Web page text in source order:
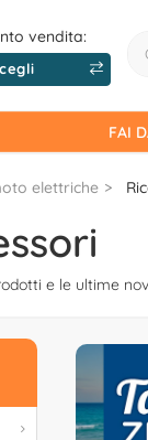
vendita:
FAI
elettriche
e le ultime